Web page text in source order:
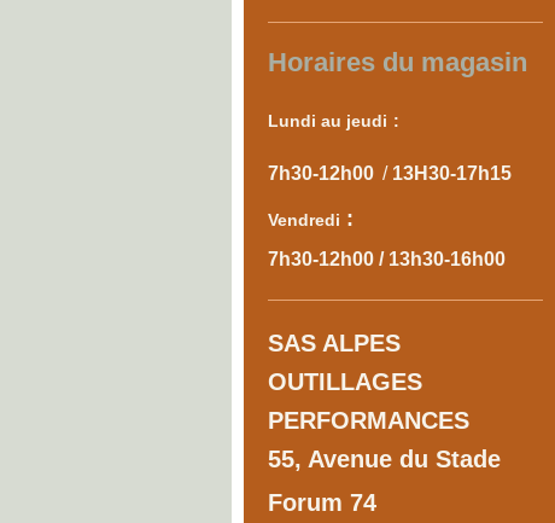
Horaires du magasin
Lundi au je​udi :
7h30-12h00 / 13H30-17h15
Vendredi :
7h30-12h00 / 13h30-16h00
SAS ALPES
OUTILLAGES
PERFORMANCES
55, Avenue du Stade
Forum 74